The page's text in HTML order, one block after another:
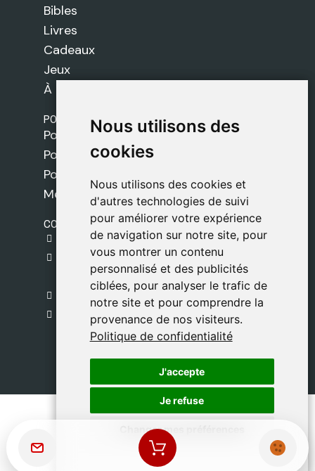
Nous utilisons des
cookies
Nous utilisons des cookies et
d'autres technologies de suivi
pour améliorer votre expérience
de navigation sur notre site, pour
vous montrer un contenu
personnalisé et des publicités
ciblées, pour analyser le trafic de
notre site et pour comprendre la
provenance de nos visiteurs.
Politique de confidentialité
J'accepte
Je refuse
Changer mes préférences
Nous utilisons des
cookies
Nous utilisons des cookies et
d'autres technologies de suivi
pour améliorer votre expérience
de navigation sur notre site, pour
vous montrer un contenu
personnalisé et des publicités
ciblées, pour analyser le trafic de
notre site et pour comprendre la
provenance de nos visiteurs.
Politique de confidentialité
J'accepte
Je refuse
Changer mes préférences
Bibles
Livres
Cadeaux
Jeux
À propos de nous
POLITIQUES
Politique de livraison
Politique de cookies
Politique de confidentialité
Mentions légales
CONTACT
gestion@safeliz.com
C. del Pradillo, 6, 28770 Colmenar Viejo,
Madrid
+34 918 459 877
09:00 - 13:00